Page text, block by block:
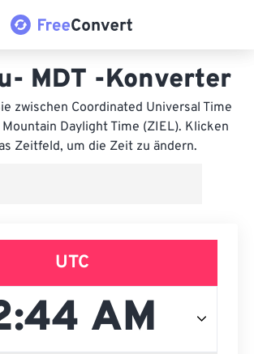
MDT -Konverter
zwischen Coordinated Universal Time
Mountain Daylight Time (ZIEL). Klicken
Zeitfeld, um die Zeit zu ändern.
UTC